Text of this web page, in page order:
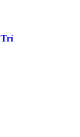
Trí